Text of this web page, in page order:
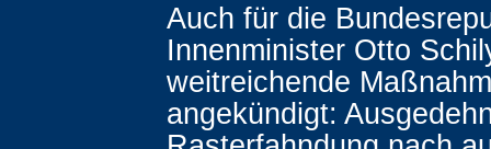
Auch für die
Innenminister Otto
weitreichende
angekündigt: